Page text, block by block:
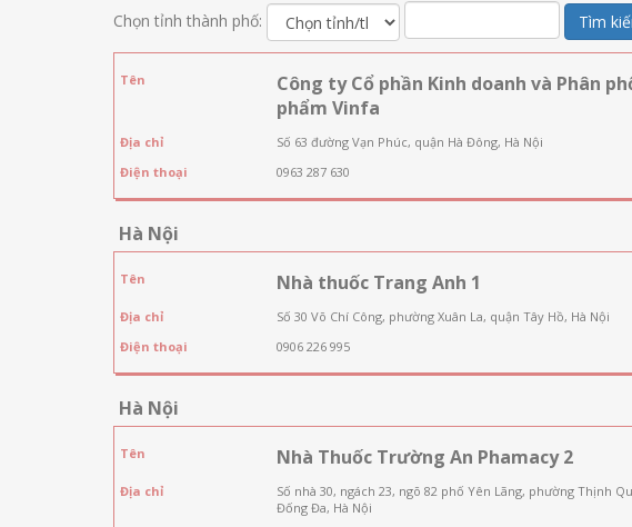
Chọn tỉnh thành phố: Tìm
Tên
Công ty Cổ phần Kinh doanh và Phân
phẩm Vinfa
Địa chỉ
Số 63 đường Vạn Phúc, quận Hà Đông, Hà Nội
Điện thoại
0963 287 630
Hà Nội
Tên Nhà thuốc Trang Anh 1
Địa chỉ
Số 30 Võ Chí Công, phường Xuân La, quận Tây Hồ, Hà Nội
Điện thoại
0906 226 995
Hà Nội
Tên Nhà Thuốc Trường An Phamacy 2
Địa chỉ
Số nhà 30, ngách 23, ngõ 82 phố Yên Lãng, phường Thịnh
Đống Đa, Hà Nội